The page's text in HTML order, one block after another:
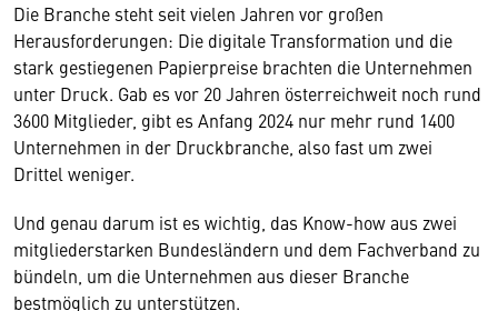
Die Branche steht seit vielen Jahren vor großen
Herausforderungen: Die digitale Transformation und die
stark gestiegenen Papierpreise brachten die Unternehmen
unter Druck. Gab es vor 20 Jahren österreichweit noch rund
3600 Mitglieder, gibt es Anfang 2024 nur mehr rund 1400
Unternehmen in der Druckbranche, also fast um zwei
Drittel weniger.
Und genau darum ist es wichtig, das Know-how aus zwei
mitgliederstarken Bundesländern und dem Fachverband zu
bündeln, um die Unternehmen aus dieser Branche
bestmöglich zu unterstützen.